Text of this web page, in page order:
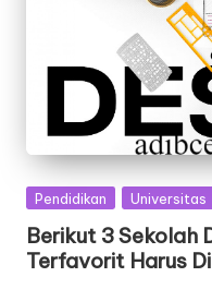
Posted
Pendidikan Universitas
Berikut 3 Sekolah
Terfavorit Harus